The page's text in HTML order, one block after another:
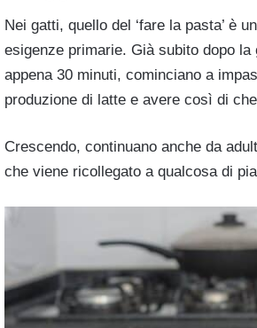
Nei gatti, quello del ‘fare la pasta’ è
esigenze primarie. Già subito dopo la
appena 30 minuti, cominciano a
produzione di latte e avere così di
Crescendo, continuano anche da
che viene ricollegato a qualcosa di